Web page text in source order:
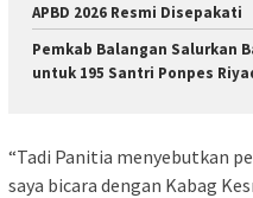
APBD 2026 Resmi Disepakati
Pemkab Balangan Salurkan
untuk 195 Santri Ponpes
“Tadi Panitia menyebutkan
saya bicara dengan Kabag